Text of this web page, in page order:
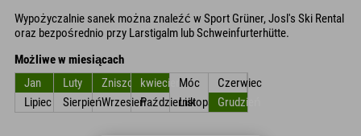
Wypożyczalnie sanek można znaleźć w Sport Grüner, Josl's Ski Rental
oraz bezpośrednio przy Larstigalm lub Schweinfurterhütte.
Możliwe w miesiącach
Jan
Luty ZniszczyćkwiecieńMóc
Czerwiec
Lipiec
SierpieńWrzesieńPaździernikListopadGrudzień